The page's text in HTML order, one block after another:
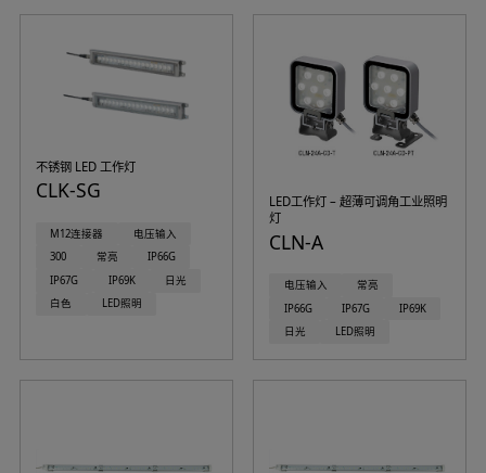
不锈钢 LED 工作灯
CLK-SG
M12连接器
电压输入
300
常亮
IP66G
IP67G
IP69K
日光
白色
LED照明
LED工作灯 – 超薄可调角工业照明
灯
CLN-A
电压输入
常亮
IP66G
IP67G
IP69K
日光
LED照明